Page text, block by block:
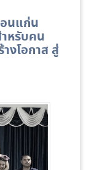
นแก่น
หรับคน
งโอกาส สู่